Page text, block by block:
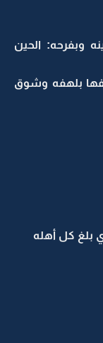
وبفرحه: الحين
بلهفه وشوق
بلغ كل أهله